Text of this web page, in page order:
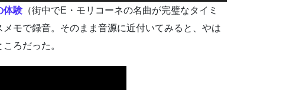
ュ
ー
体験 （街中でE・モリコーネの名曲が完璧なタイミ
モで録音。そのまま音源に近付いてみると、やは
ろだった。